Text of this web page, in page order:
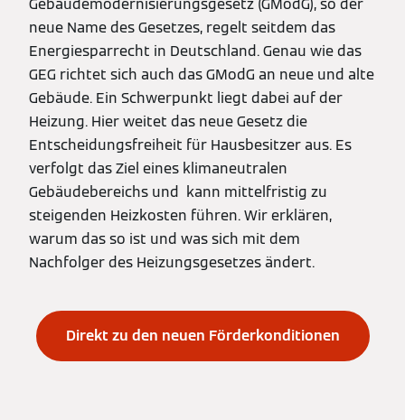
Gebäudemodernisierungsgesetz (GModG), so der
neue Name des Gesetzes, regelt seitdem das
Energiesparrecht in Deutschland. Genau wie das
GEG richtet sich auch das GModG an neue und alte
Gebäude. Ein Schwerpunkt liegt dabei auf der
Heizung. Hier weitet das neue Gesetz die
Entscheidungsfreiheit für Hausbesitzer aus. Es
verfolgt das Ziel eines klimaneutralen
Gebäudebereichs und kann mittelfristig zu
steigenden Heizkosten führen. Wir erklären,
warum das so ist und was sich mit dem
Nachfolger des Heizungsgesetzes ändert.
Direkt zu den neuen Förderkonditionen